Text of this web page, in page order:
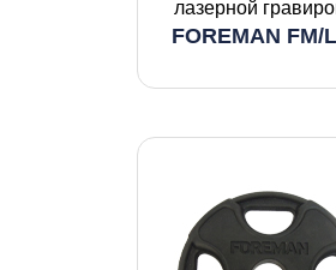
лазерной
FOREMAN FM/